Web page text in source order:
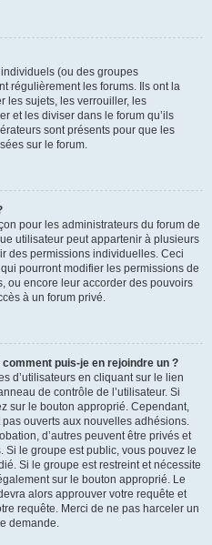
(ou des groupes
régulièrement les forums. Ils ont la
les sujets, les verrouiller, les
et les diviser dans le forum qu’ils
sont présents pour que les
sur le forum.
pour les administrateurs du forum de
utilisateur peut appartenir à plusieurs
des permissions individuelles. Ceci
pourront modifier les permissions de
ou encore leur accorder des pouvoirs
à un forum privé.
puis-je en rejoindre un ?
d’utilisateurs en cliquant sur le lien
de contrôle de l’utilisateur. Si
sur le bouton approprié. Cependant,
ouverts aux nouvelles adhésions.
d’autres peuvent être privés et
Si le groupe est public, vous pouvez le
Si le groupe est restreint et nécessite
sur le bouton approprié. Le
alors approuver votre requête et
requête. Merci de ne pas harceler un
demande.